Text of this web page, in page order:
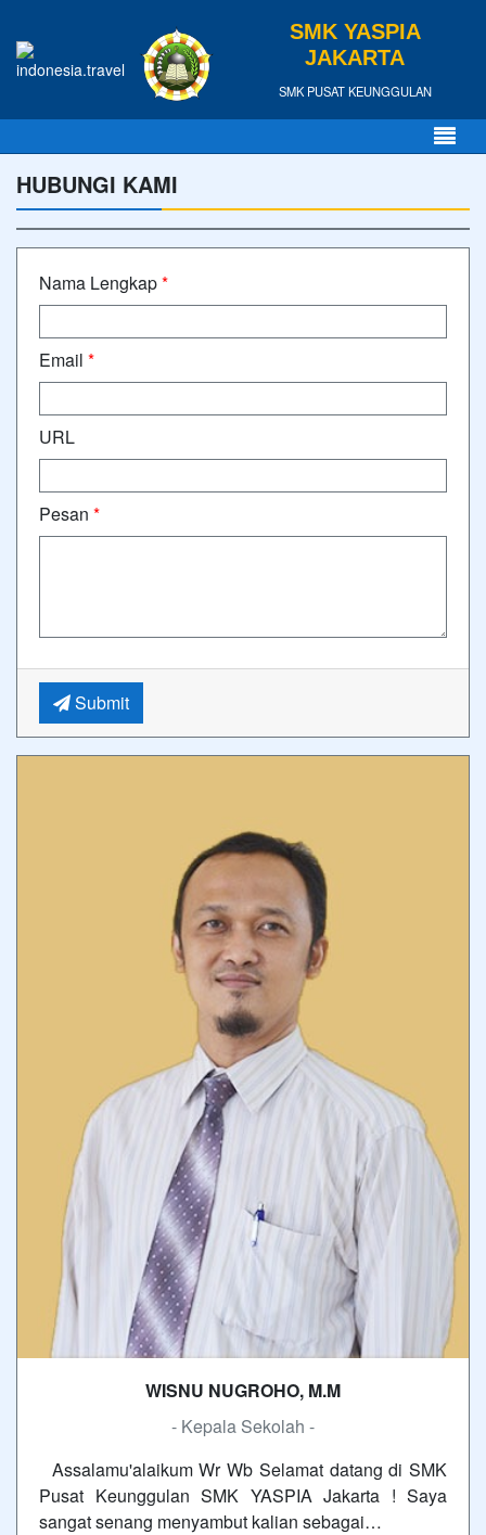
SMK YASPIA
JAKARTA
SMK PUSAT KEUNGGULAN
HUBUNGI KAMI
Nama Lengkap*
Email *
URL
Pesan *
Submit
WISNU NUGROHO, M.M
- Kepala Sekolah -
Assalamu'alaikum Wr Wb Selamat datang di SMK
Pusat Keunggulan SMK YASPIA Jakarta ! Saya
sangat senang menyambut kalian sebagai…